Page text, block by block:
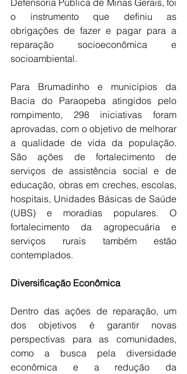
o instrumento que definiu as
obrigações de fazer e pagar para a
reparação socioeconômica e
socioambiental.
Para Brumadinho e municípios da
Bacia do Paraopeba atingidos pelo
rompimento, 298 iniciativas foram
aprovadas, com o objetivo de melhorar
a qualidade de vida da população.
São ações de fortalecimento de
serviços de assistência social e de
educação, obras em creches, escolas,
hospitais, Unidades Básicas de Saúde
(UBS) e moradias populares. O
fortalecimento da agropecuária e
serviços rurais também estão
contemplados.
Diversificação Econômica
Dentro das ações de reparação, um
dos objetivos é garantir novas
perspectivas para as comunidades,
como a busca pela diversidade
econômica e a redução da